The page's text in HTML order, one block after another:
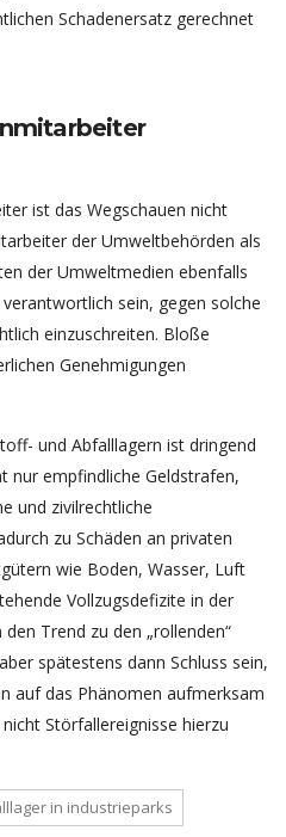
Schadenersatz gerechnet
ist das Wegschauen nicht
der Umweltbehörden als
der Umweltmedien ebenfalls
sein, gegen solche
einzuschreiten. Bloße
Genehmigungen
und Abfalllagern ist dringend
nur empfindliche Geldstrafen,
und zivilrechtliche
zu Schäden an privaten
wie Boden, Wasser, Luft
Vollzugsdefizite in der
Trend zu den „rollenden“
spätestens dann Schluss sein,
auf das Phänomen aufmerksam
Störfallereignisse hierzu
in industrieparks